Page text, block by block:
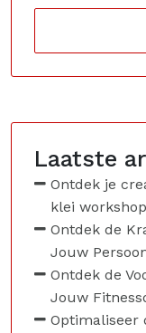
Laatste
Ontdek je
klei
Ontdek de
Jouw
Ontdek de
Jouw
Optimaliseer